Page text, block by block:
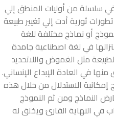
سلسلة من أوليات المنطق إلي
ثورية أدت إلي تغيير طبيعة
أو نماذج مختلفة للغة
في لغة اصطناعية جامدة
مثل الغموض واللاتحديد
في العادة الإبداع الإنساني.
الاستدلال من خلال هذه
النماذج ومن ثم النموذج
في النهاية القارئ ويخلق له